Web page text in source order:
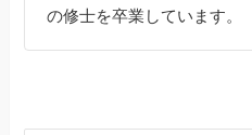
の修士を卒業しています。